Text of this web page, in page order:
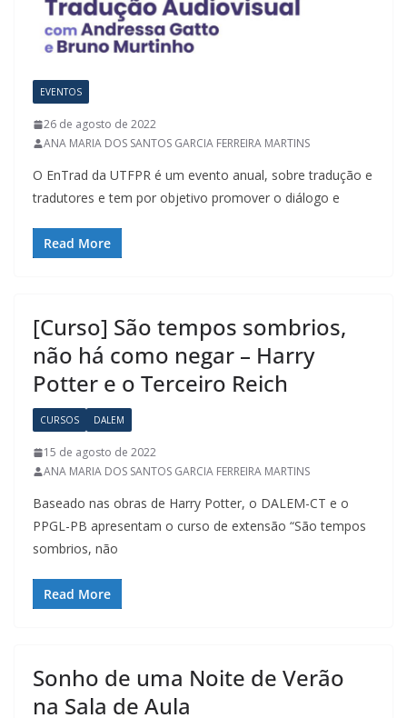
EVENTOS
26 de agosto de 2022
ANA MARIA DOS SANTOS GARCIA FERREIRA MARTINS
O EnTrad da UTFPR é um evento anual, sobre tradução e
tradutores e tem por objetivo promover o diálogo e
Read More
[Curso] São tempos sombrios,
não há como negar – Harry
Potter e o Terceiro Reich
CURSOS DALEM
15 de agosto de 2022
ANA MARIA DOS SANTOS GARCIA FERREIRA MARTINS
Baseado nas obras de Harry Potter, o DALEM-CT e o
PPGL-PB apresentam o curso de extensão “São tempos
sombrios, não
Read More
Sonho de uma Noite de Verão
na Sala de Aula